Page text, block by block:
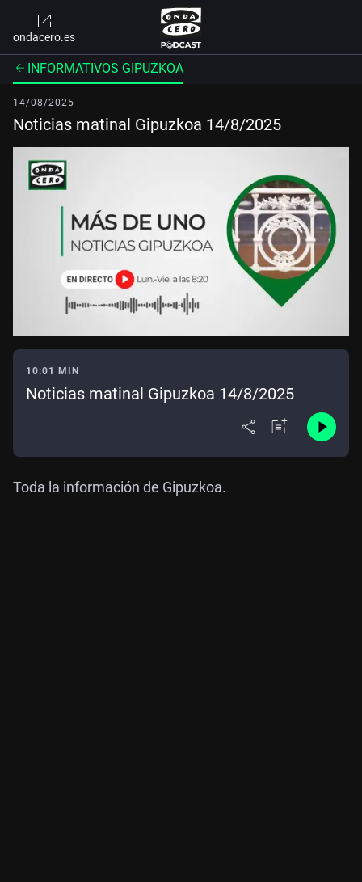
ondacero.es
INFORMATIVOS GIPUZKOA
14/08/2025
Noticias matinal Gipuzkoa 14/8/2025
10:01 MIN
Noticias matinal Gipuzkoa 14/8/2025
Toda la información de Gipuzkoa.